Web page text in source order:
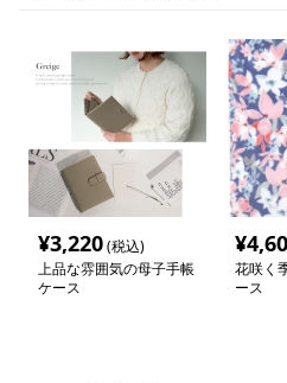
¥3,220(税込)
上品な雰囲気の母子手帳
ケース
¥
花咲く
ース